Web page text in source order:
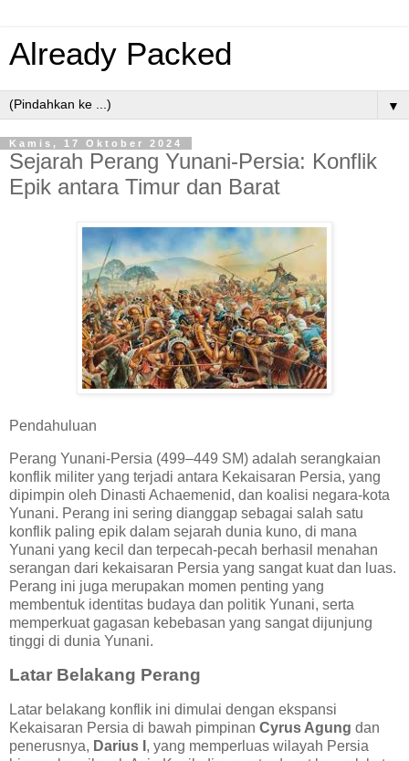
Already Packed
▼
Kamis, 17 Oktober 2024
Sejarah Perang Yunani-Persia: Konflik
Epik antara Timur dan Barat
Pendahuluan
Perang Yunani-Persia (499–449 SM) adalah serangkaian
konflik militer yang terjadi antara Kekaisaran Persia, yang
dipimpin oleh Dinasti Achaemenid, dan koalisi negara-kota
Yunani. Perang ini sering dianggap sebagai salah satu
konflik paling epik dalam sejarah dunia kuno, di mana
Yunani yang kecil dan terpecah-pecah berhasil menahan
serangan dari kekaisaran Persia yang sangat kuat dan luas.
Perang ini juga merupakan momen penting yang
membentuk identitas budaya dan politik Yunani, serta
memperkuat gagasan kebebasan yang sangat dijunjung
tinggi di dunia Yunani.
Latar Belakang Perang
Latar belakang konflik ini dimulai dengan ekspansi
Kekaisaran Persia di bawah pimpinan Cyrus Agung dan
penerusnya, Darius I , yang memperluas wilayah Persia